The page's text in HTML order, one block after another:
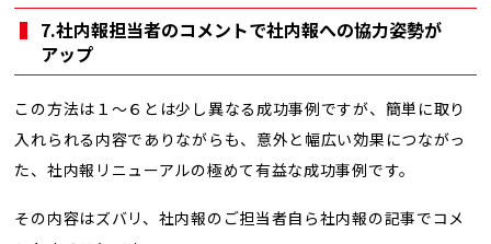
7.社内報担当者のコメントで社内報への協力姿勢が
アップ
この方法は１～６とは少し異なる成功事例ですが、簡単に取り
入れられる内容でありながらも、意外と幅広い効果につながっ
た、社内報リニューアルの極めて有益な成功事例です。
その内容はズバリ、社内報のご担当者自ら社内報の記事でコメ